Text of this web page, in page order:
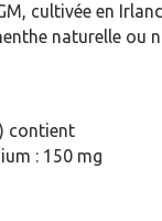
cultivée en
naturelle ou
contient
: 150 mg